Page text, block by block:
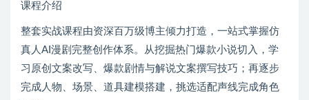
课程介绍
整套实战课程由资深百万级博主倾力打造，一站式掌握仿
真人AI漫剧完整创作体系。从挖掘热门爆款小说切入，学
习原创文案改写、爆款剧情与解说文案撰写技巧；再逐步
完成人物、场景、道具建模搭建，挑选适配声线完成角色